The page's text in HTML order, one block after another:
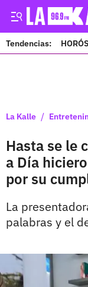
Tendencias:
La Kalle /
Hasta se le
a Día
por su
La
palabras y el